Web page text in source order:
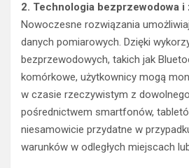
2. Technologia bezprzewodowa i
Nowoczesne rozwiązania
danych pomiarowych. Dzięki
bezprzewodowych, takich jak
komórkowe, użytkownicy mogą
w czasie rzeczywistym z
pośrednictwem smartfonów,
niesamowicie przydatne w
warunków w odległych miejscach